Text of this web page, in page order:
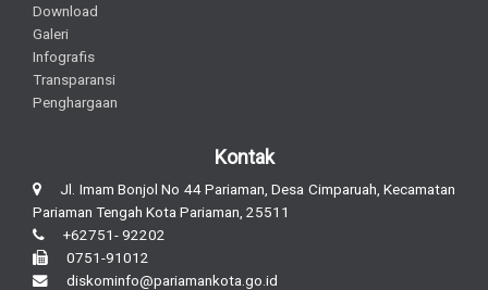
Download
Galeri
Infografis
Transparansi
Penghargaan
Kontak
Jl. Imam Bonjol No 44 Pariaman, Desa Cimparuah, Kecamatan
Pariaman Tengah Kota Pariaman, 25511
+62751- 92202
0751-91012
diskominfo@pariamankota.go.id